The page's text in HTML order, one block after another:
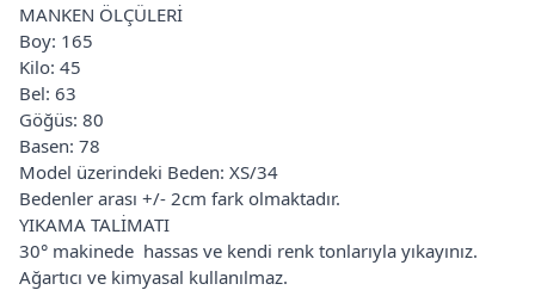
MANKEN ÖLÇÜLERİ
Boy: 165
Kilo: 45
Bel: 63
Göğüs: 80
Basen: 78
Model üzerindeki Beden: XS/34
Bedenler arası +/- 2cm fark olmaktadır.
YIKAMA TALİMATI
30° makinede hassas ve kendi renk tonlarıyla yıkayınız.
Ağartıcı ve kimyasal kullanılmaz.